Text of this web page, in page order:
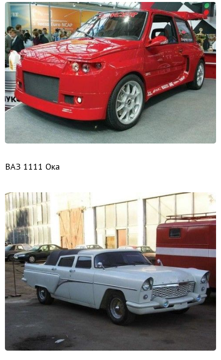
ВАЗ 1111 Ока